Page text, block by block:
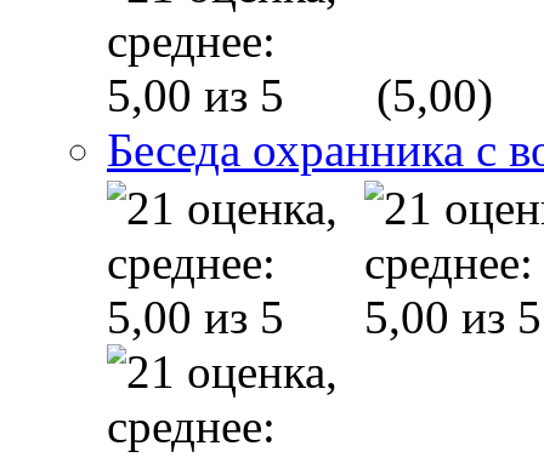
(5,00)
Беседа охранника с